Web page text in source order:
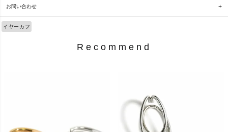
お問い合わせ
イヤーカフ
Recommend